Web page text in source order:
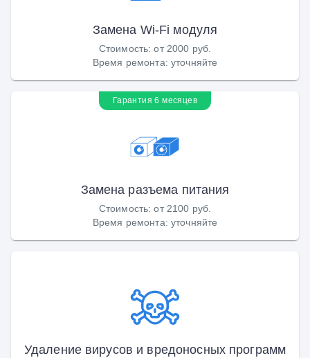
Замена Wi-Fi модуля
Стоимость:от 2000 руб.
Время ремонта: уточняйте
Гарантия 6 месяцев
Замена разъема питания
Стоимость:от 2100 руб.
Время ремонта: уточняйте
Удаление вирусов и вредоносных программ